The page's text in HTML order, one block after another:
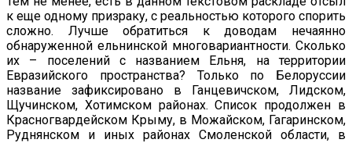
к еще одному призраку, с реальностью которого спорить
сложно. Лучше обратиться к доводам нечаянно
обнаруженной ельнинской многовариантности. Сколько
их – поселений с названием Ельня, на территории
Евразийского пространства? Только по Белоруссии
название зафиксировано в Ганцевичском, Лидском,
Щучинском, Хотимском районах. Список продолжен в
Красногвардейском Крыму, в Можайском, Гагаринском,
Руднянском и иных районах Смоленской области, в